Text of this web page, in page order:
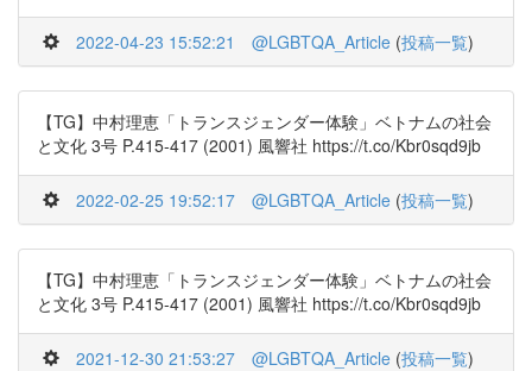
2022-04-23 15:52:21 @LGBTQA_Article (投稿一覧)
【TG】中村理恵「トランスジェンダー体験」ベトナムの社会
と文化 3号 P.415-417 (2001) 風響社 https://t.co/Kbr0sqd9jb
2022-02-25 19:52:17 @LGBTQA_Article (投稿一覧)
【TG】中村理恵「トランスジェンダー体験」ベトナムの社会
と文化 3号 P.415-417 (2001) 風響社 https://t.co/Kbr0sqd9jb
2021-12-30 21:53:27 @LGBTQA_Article (投稿一覧)